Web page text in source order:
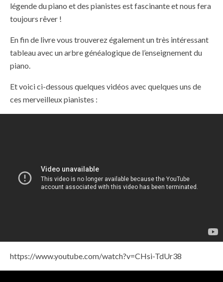
légende du piano et des pianistes est fascinante et nous fera
toujours rêver !
En fin de livre vous trouverez également un très intéressant
tableau avec un arbre généalogique de l’enseignement du
piano.
Et voici ci-dessous quelques vidéos avec quelques uns de
ces merveilleux pianistes :
https://www.youtube.com/watch?v=CHsi-TdUr38